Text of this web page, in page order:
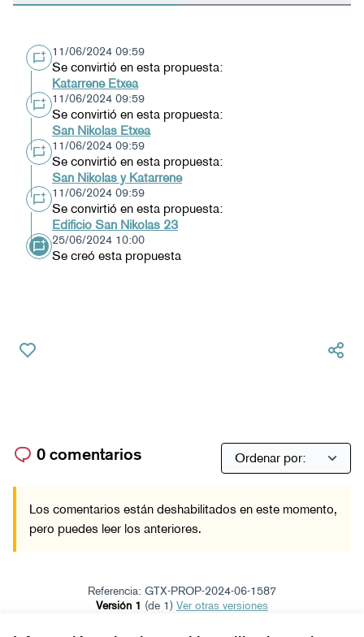
11/06/2024 09:59
Se convirtió en esta propuesta:
Katarrene Etxea
11/06/2024 09:59
Se convirtió en esta propuesta:
San Nikolas Etxea
11/06/2024 09:59
Se convirtió en esta propuesta:
San Nikolas y Katarrene
11/06/2024 09:59
Se convirtió en esta propuesta:
Edificio San Nikolas 23
25/06/2024 10:00
Se creó esta propuesta
0 comentarios
Los comentarios están deshabilitados en este momento,
pero puedes leer los anteriores.
Referencia: GTX-PROP-2024-06-1587
Versión 1 (de 1)
ver otras versiones